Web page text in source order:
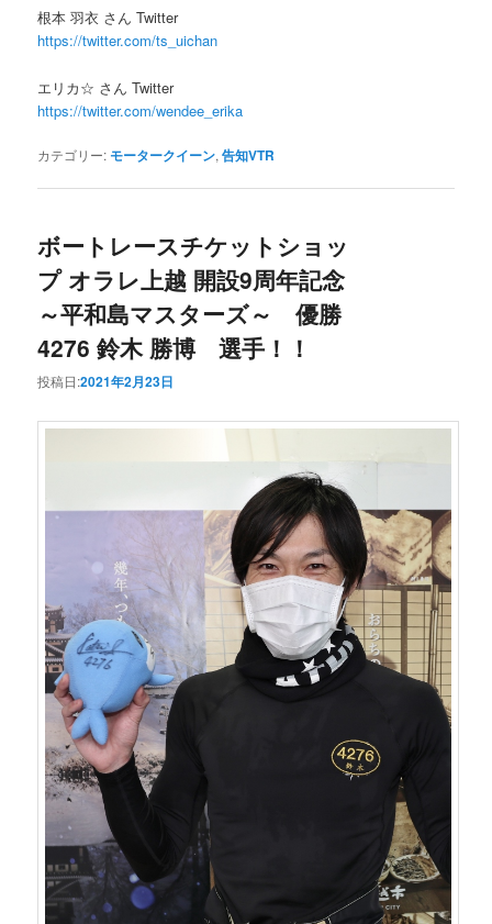
根本 羽衣 さん Twitter
https://twitter.com/ts_uichan
エリカ☆ さん Twitter
https://twitter.com/wendee_erika
カテゴリー: モータークイーン,告知VTR
ボートレースチケットショッ
プ オラレ上越 開設9周年記念
～平和島マスターズ～ 優勝
4276 鈴木 勝博 選手！！
投稿日:2021年2月23日